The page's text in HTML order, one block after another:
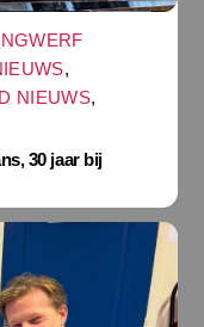
,
NIEUWS,
30 jaar bij